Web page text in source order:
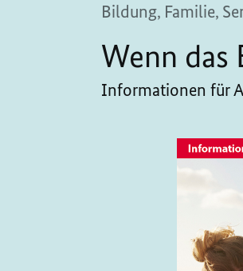
Bildung, Familie,
Wenn das
Informationen für